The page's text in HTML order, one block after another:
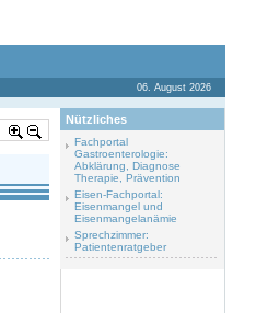
06. August 2026
Nützliches
Fachportal
Gastroenterologie:
Abklärung, Diagnose
Therapie, Prävention
Eisen-Fachportal:
Eisenmangel und
Eisenmangelanämie
Sprechzimmer:
Patientenratgeber